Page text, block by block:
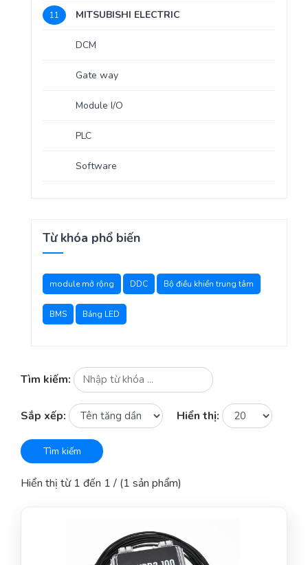
11 MITSUBISHI ELECTRIC
DCM
Gate way
Module I/O
PLC
Software
Từ khóa phổ biến
module mở rộng DDC Bộ điều khiển trung tâm
BMS Bảng LED
Tìm kiếm:
Sắp xếp: Hiển thị:
Tìm kiếm
Hiển thị từ 1 đến 1 / (1 sản phẩm)